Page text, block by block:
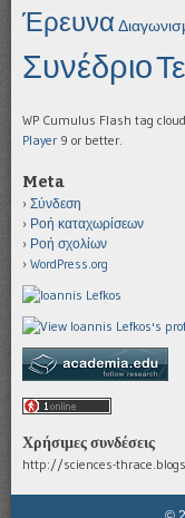
Έρευνα
Συνέδριο
WP Cumulus Flash tag
Player 9 or better.
Meta
Σύνδεση
Ροή καταχωρίσεων
Ροή σχολίων
WordPress.org
Χρήσιμες συνδέσεις
http://sciences-